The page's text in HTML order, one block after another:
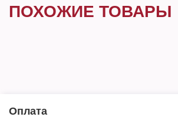
ПОХОЖИЕ ТОВАРЫ
Оплата